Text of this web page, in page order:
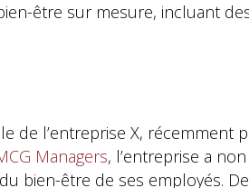
être sur mesure, incluant
de l’entreprise X, récemment
Managers, l’entreprise a
bien-être de ses employés.